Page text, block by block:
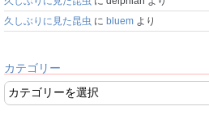
久しぶりに見た昆虫 に bluem より
カテゴリー